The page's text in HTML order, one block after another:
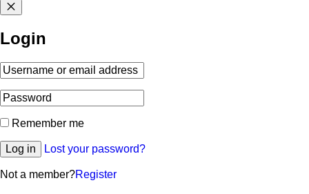
Login
Remember me
Log in Lost your password?
Not a member?Register